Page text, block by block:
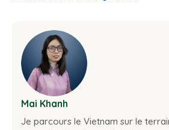
Mai Khanh
Je parcours le Vietnam sur le